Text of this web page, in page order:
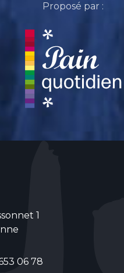
Proposé par :
1
06 78